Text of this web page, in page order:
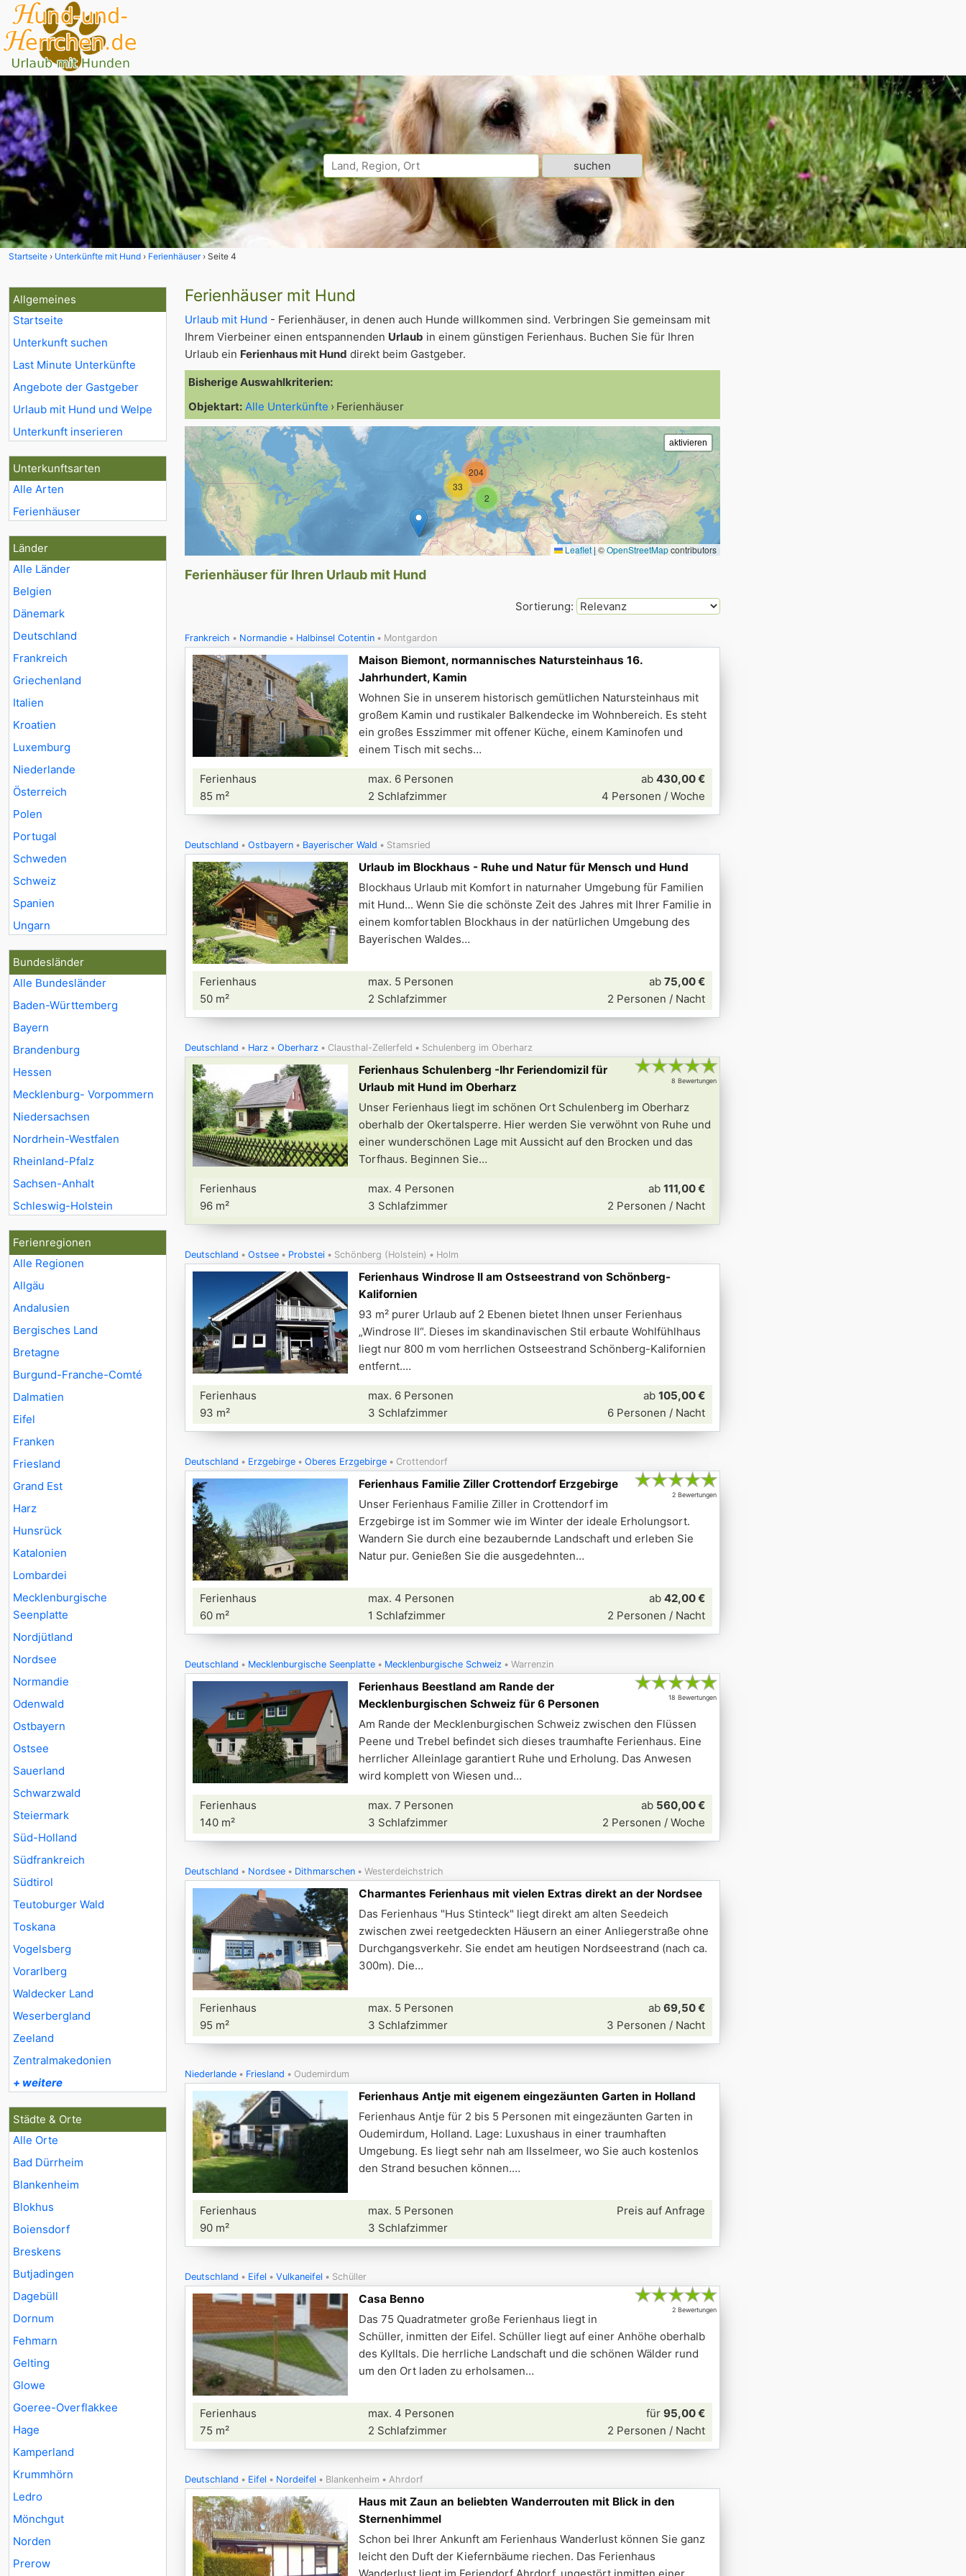
Startseite Unterkünfte mit Hund Ferienhäuser Seite 4
Allgemeines
Startseite
Unterkunft suchen
Last Minute Unterkünfte
Angebote der Gastgeber
Urlaub mit Hund und Welpe
Unterkunft inserieren
Unterkunftsarten
Alle Arten
Ferienhäuser
Länder
Alle Länder
Belgien
Dänemark
Deutschland
Frankreich
Griechenland
Italien
Kroatien
Luxemburg
Niederlande
Österreich
Polen
Portugal
Schweden
Schweiz
Spanien
Ungarn
Bundesländer
Alle Bundesländer
Baden-Württemberg
Bayern
Brandenburg
Hessen
Mecklenburg- Vorpommern
Niedersachsen
Nordrhein-Westfalen
Rheinland-Pfalz
Sachsen-Anhalt
Schleswig-Holstein
Ferienregionen
Alle Regionen
Allgäu
Andalusien
Bergisches Land
Bretagne
Burgund-Franche-Comté
Dalmatien
Eifel
Franken
Friesland
Grand Est
Harz
Hunsrück
Katalonien
Lombardei
Mecklenburgische
Seenplatte
Nordjütland
Nordsee
Normandie
Odenwald
Ostbayern
Ostsee
Sauerland
Schwarzwald
Steiermark
Süd-Holland
Südfrankreich
Südtirol
Teutoburger Wald
Toskana
Vogelsberg
Vorarlberg
Waldecker Land
Weserbergland
Zeeland
Zentralmakedonien
+ weitere
Städte & Orte
Alle Orte
Bad Dürrheim
Blankenheim
Blokhus
Boiensdorf
Breskens
Butjadingen
Dagebüll
Dornum
Fehmarn
Gelting
Glowe
Goeree-Overflakkee
Hage
Kamperland
Krummhörn
Ledro
Mönchgut
Norden
Prerow
Ferienhäuser mit Hund
Urlaub mit Hund - Ferienhäuser, in denen auch Hunde willkommen sind. Verbringen Sie gemeinsam mit
Ihrem Vierbeiner einen entspannenden Urlaub in einem günstigen Ferienhaus. Buchen Sie für Ihren
Urlaub ein Ferienhaus mit Hund direkt beim Gastgeber.
Bisherige Auswahlkriterien:
Objektart: Alle Unterkünfte Ferienhäuser
2
33
204
Leaflet | ©OpenStreetMapcontributors
Ferienhäuser für Ihren Urlaub mit Hund
Sortierung:
Frankreich Normandie Halbinsel Cotentin Montgardon
Maison Biemont, normannisches Natursteinhaus 16.
Jahrhundert, Kamin
Wohnen Sie in unserem historisch gemütlichen Natursteinhaus mit
großem Kamin und rustikaler Balkendecke im Wohnbereich. Es steht
ein großes Esszimmer mit offener Küche, einem Kaminofen und
einem Tisch mit sechs
Ferienhaus
85 m²
max. 6 Personen
2 Schlafzimmer
ab 430,00 €
4 Personen / Woche
Deutschland Ostbayern Bayerischer Wald Stamsried
Urlaub im Blockhaus - Ruhe und Natur für Mensch und Hund
Blockhaus Urlaub mit Komfort in naturnaher Umgebung für Familien
mit Hund... Wenn Sie die schönste Zeit des Jahres mit Ihrer Familie in
einem komfortablen Blockhaus in der natürlichen Umgebung des
Bayerischen Waldes
Ferienhaus
50 m²
max. 5 Personen
2 Schlafzimmer
ab 75,00 €
2 Personen / Nacht
Deutschland Harz Oberharz Clausthal-Zellerfeld Schulenberg im Oberharz
★★★★★
8 Bewertungen
Ferienhaus Schulenberg -Ihr Feriendomizil für
Urlaub mit Hund im Oberharz
Unser Ferienhaus liegt im schönen Ort Schulenberg im Oberharz
oberhalb der Okertalsperre. Hier werden Sie verwöhnt von Ruhe und
einer wunderschönen Lage mit Aussicht auf den Brocken und das
Torfhaus. Beginnen Sie
Ferienhaus
96 m²
max. 4 Personen
3 Schlafzimmer
ab 111,00 €
2 Personen / Nacht
Deutschland Ostsee Probstei Schönberg (Holstein) Holm
Ferienhaus Windrose II am Ostseestrand von Schönberg-
Kalifornien
93 m² purer Urlaub auf 2 Ebenen bietet Ihnen unser Ferienhaus
„Windrose II“. Dieses im skandinavischen Stil erbaute Wohlfühlhaus
liegt nur 800 m vom herrlichen Ostseestrand Schönberg-Kalifornien
entfernt.
Ferienhaus
93 m²
max. 6 Personen
3 Schlafzimmer
ab 105,00 €
6 Personen / Nacht
Deutschland Erzgebirge Oberes Erzgebirge Crottendorf
★★★★★
2 Bewertungen
Ferienhaus Familie Ziller Crottendorf Erzgebirge
Unser Ferienhaus Familie Ziller in Crottendorf im
Erzgebirge ist im Sommer wie im Winter der ideale Erholungsort.
Wandern Sie durch eine bezaubernde Landschaft und erleben Sie
Natur pur. Genießen Sie die ausgedehnten
Ferienhaus
60 m²
max. 4 Personen
1 Schlafzimmer
ab 42,00 €
2 Personen / Nacht
Deutschland Mecklenburgische Seenplatte Mecklenburgische Schweiz Warrenzin
★★★★★
18 Bewertungen
Ferienhaus Beestland am Rande der
Mecklenburgischen Schweiz für 6 Personen
Am Rande der Mecklenburgischen Schweiz zwischen den Flüssen
Peene und Trebel befindet sich dieses traumhafte Ferienhaus. Eine
herrlicher Alleinlage garantiert Ruhe und Erholung. Das Anwesen
wird komplett von Wiesen und
Ferienhaus
140 m²
max. 7 Personen
3 Schlafzimmer
ab 560,00 €
2 Personen / Woche
Deutschland Nordsee Dithmarschen Westerdeichstrich
Charmantes Ferienhaus mit vielen Extras direkt an der Nordsee
Das Ferienhaus "Hus Stinteck" liegt direkt am alten Seedeich
zwischen zwei reetgedeckten Häusern an einer Anliegerstraße ohne
Durchgangsverkehr. Sie endet am heutigen Nordseestrand (nach ca.
300m). Die
Ferienhaus
95 m²
max. 5 Personen
3 Schlafzimmer
ab 69,50 €
3 Personen / Nacht
Niederlande Friesland Oudemirdum
Ferienhaus Antje mit eigenem eingezäunten Garten in Holland
Ferienhaus Antje für 2 bis 5 Personen mit eingezäunten Garten in
Oudemirdum, Holland. Lage: Luxushaus in einer traumhaften
Umgebung. Es liegt sehr nah am IIsselmeer, wo Sie auch kostenlos
den Strand besuchen können.
Ferienhaus
90 m²
max. 5 Personen
3 Schlafzimmer
Preis auf Anfrage
Deutschland Eifel Vulkaneifel Schüller
★★★★★
2 Bewertungen
Casa Benno
Das 75 Quadratmeter große Ferienhaus liegt in
Schüller, inmitten der Eifel. Schüller liegt auf einer Anhöhe oberhalb
des Kylltals. Die herrliche Landschaft und die schönen Wälder rund
um den Ort laden zu erholsamen
Ferienhaus
75 m²
max. 4 Personen
2 Schlafzimmer
für 95,00 €
2 Personen / Nacht
Deutschland Eifel Nordeifel Blankenheim Ahrdorf
Haus mit Zaun an beliebten Wanderrouten mit Blick in den
Sternenhimmel
Schon bei Ihrer Ankunft am Ferienhaus Wanderlust können Sie ganz
leicht den Duft der Kiefernbäume riechen. Das Ferienhaus